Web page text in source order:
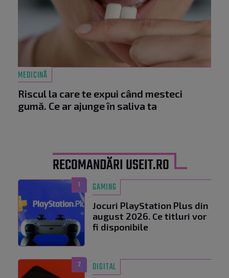
MEDICINĂ
Riscul la care te expui când mesteci
gumă. Ce ar ajunge în saliva ta
RECOMANDĂRI USEIT.RO
1 GAMING
Jocuri PlayStation Plus din
august 2026. Ce titluri vor
fi disponibile
2 DIGITAL